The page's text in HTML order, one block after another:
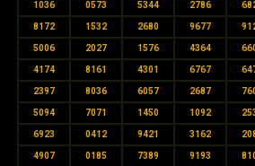
1036 0573 5344 2786
8172 1532 2680 9677
5006 2027 1576 4364
4174 8161 4301 6767
2397 8036 6057 2687
5094 7071 1450 1092
6923 0412 9421 3162
4907 0185 7389 9193